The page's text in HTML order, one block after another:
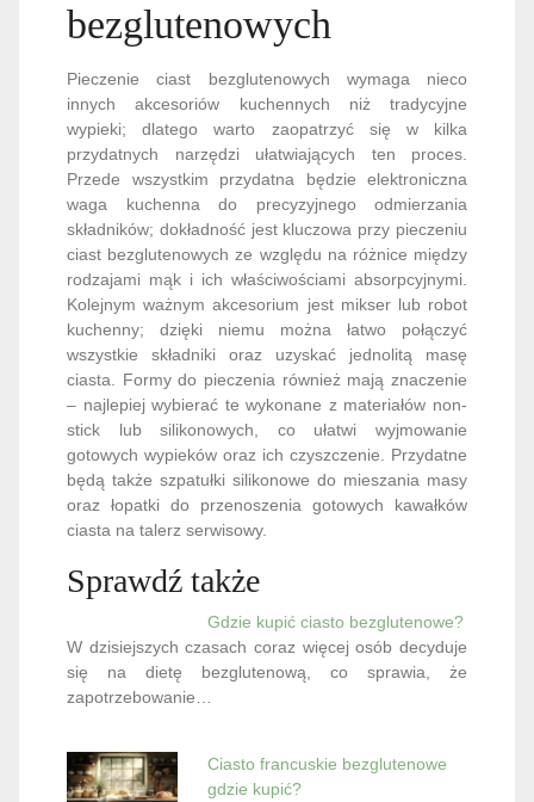
bezglutenowych
Pieczenie ciast bezglutenowych wymaga nieco
innych akcesoriów kuchennych niż tradycyjne
wypieki; dlatego warto zaopatrzyć się w kilka
przydatnych narzędzi ułatwiających ten proces.
Przede wszystkim przydatna będzie elektroniczna
waga kuchenna do precyzyjnego odmierzania
składników; dokładność jest kluczowa przy pieczeniu
ciast bezglutenowych ze względu na różnice między
rodzajami mąk i ich właściwościami absorpcyjnymi.
Kolejnym ważnym akcesorium jest mikser lub robot
kuchenny; dzięki niemu można łatwo połączyć
wszystkie składniki oraz uzyskać jednolitą masę
ciasta. Formy do pieczenia również mają znaczenie
– najlepiej wybierać te wykonane z materiałów non-
stick lub silikonowych, co ułatwi wyjmowanie
gotowych wypieków oraz ich czyszczenie. Przydatne
będą także szpatułki silikonowe do mieszania masy
oraz łopatki do przenoszenia gotowych kawałków
ciasta na talerz serwisowy.
Sprawdź także
Gdzie kupić ciasto bezglutenowe?
W dzisiejszych czasach coraz więcej osób decyduje
się na dietę bezglutenową, co sprawia, że
zapotrzebowanie…
Ciasto francuskie bezglutenowe
gdzie kupić?